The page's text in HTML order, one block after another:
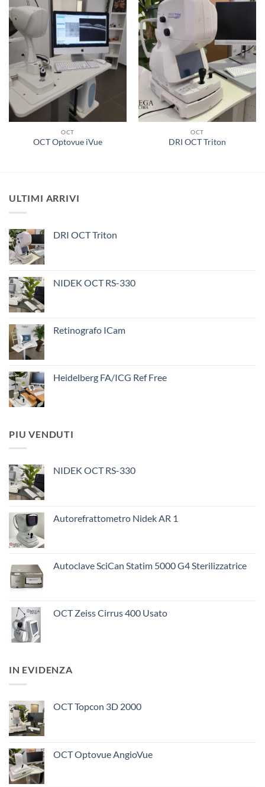
OCT
OCT Optovue iVue
OCT
DRI OCT Triton
ULTIMI ARRIVI
DRI OCT Triton
NIDEK OCT RS-330
Retinografo ICam
Heidelberg FA/ICG Ref Free
PIU VENDUTI
NIDEK OCT RS-330
Autorefrattometro Nidek AR 1
Autoclave SciCan Statim 5000 G4 Sterilizzatrice
OCT Zeiss Cirrus 400 Usato
IN EVIDENZA
OCT Topcon 3D 2000
OCT Optovue AngioVue